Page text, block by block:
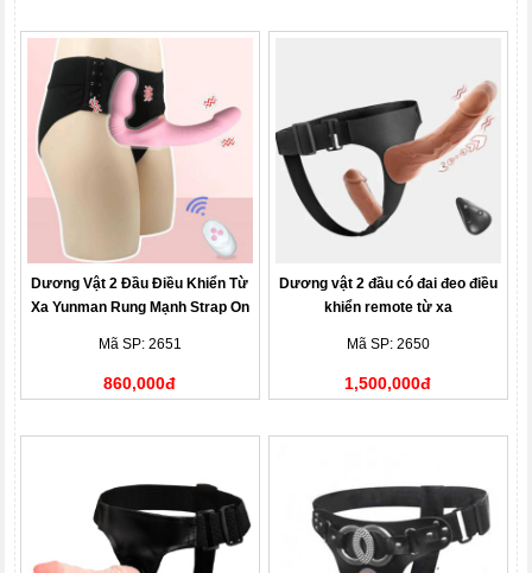
Dương Vật 2 Đầu Điều Khiển Từ
Xa Yunman Rung Mạnh Strap On
Mã SP: 2651
860,000đ
Dương vật 2 đầu có đai đeo điều
khiển remote từ xa
Mã SP: 2650
1,500,000đ